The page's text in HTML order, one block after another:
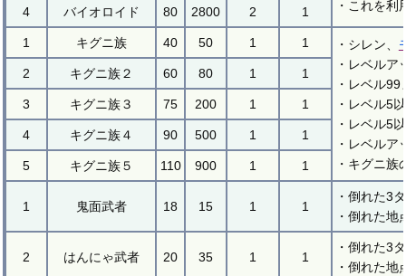
・これを利
4 バイオロイド 80 2800 2 1
1 キグニ族 40 50 1 1 ・シレン、
・レベル
・レベル
・レベル5
・レベル5
・レベル
・キグニ
2 キグニ族２ 60 80 1 1
3 キグニ族３ 75 200 1 1
4 キグニ族４ 90 500 1 1
5 キグニ族５ 110 900 1 1
1 鬼面武者 18 15 1 1
・倒れた3
・倒れた
2 はんにゃ武者 20 35 1 1
・倒れた3
・倒れた